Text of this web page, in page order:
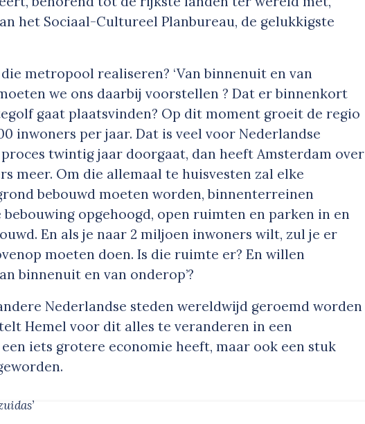
het Sociaal-Cultureel Planbureau, de gelukkigste
metropool realiseren? ‘Van binnenuit en van
we ons daarbij voorstellen ? Dat er binnenkort
gaat plaatsvinden? Op dit moment groeit de regio
inwoners per jaar. Dat is veel voor Nederlandse
twintig jaar doorgaat, dan heeft Amsterdam over
meer. Om die allemaal te huisvesten zal elke
bebouwd moeten worden, binnenterreinen
bebouwing opgehoogd, open ruimten en parken in en
En als je naar 2 miljoen inwoners wilt, zul je er
moeten doen. Is die ruimte er? En willen
binnenuit en van onderop’?
Nederlandse steden wereldwijd geroemd worden
Hemel voor dit alles te veranderen in een
iets grotere economie heeft, maar ook een stuk